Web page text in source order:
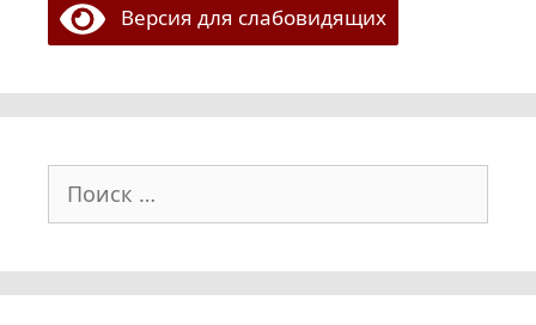
Версия для слабовидящих